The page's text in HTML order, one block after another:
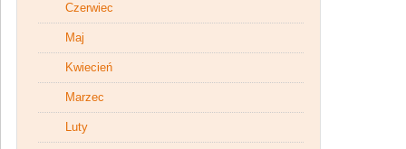
Czerwiec
Maj
Kwiecień
Marzec
Luty